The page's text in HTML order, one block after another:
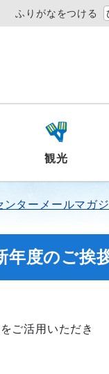
ふりがなをつける
観光
ンターメールマガ
年度のご挨
ご活用いただき